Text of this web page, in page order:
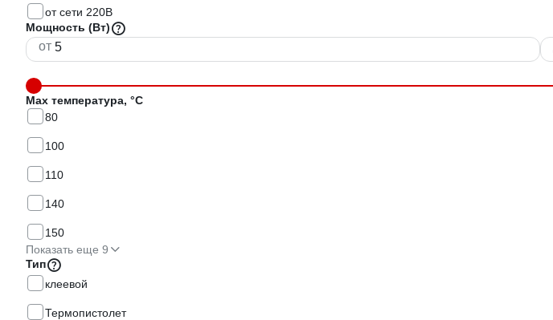
от сети 220В
Мощность (Вт)
от
Max температура, °С
80
100
110
140
150
Показать еще 9
Тип
клеевой
Термопистолет